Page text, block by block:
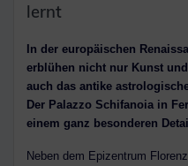
lernt
In der europäischen
erblühen nicht nur Kunst
auch das antike
Der Palazzo Schifanoia in
einem ganz besonderen
Neben dem Epizentrum